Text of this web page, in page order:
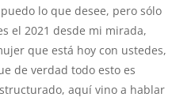
lo que desee, pero sólo
el 2021 desde mi mirada,
que está hoy con ustedes,
de verdad todo esto es
aquí vino a hablar